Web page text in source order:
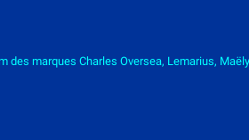
des marques Charles Oversea, Lemarius,